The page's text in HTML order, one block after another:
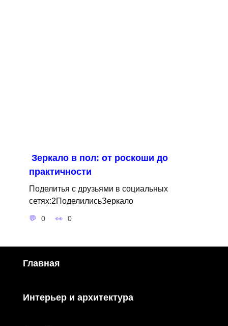
Зеркало в пол: от роскоши до
практичности
Поделитья с друзьями в социальных
сетях:2ПоделилисьЗеркало
0 0
Главная
Интерьер и архитектура